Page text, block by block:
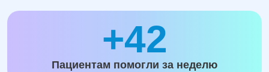
+42
Пациентам помогли за неделю